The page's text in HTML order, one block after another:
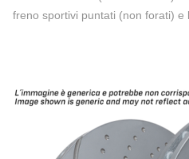
freno sportivi puntati (non forati) e